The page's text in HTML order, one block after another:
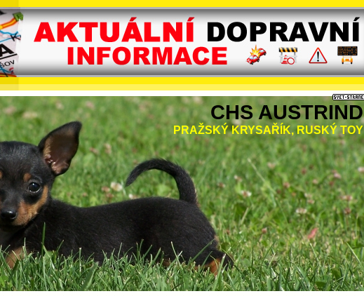
CHS AUSTRIND
PRAŽSKÝ KRYSAŘÍK, RUSKÝ TOY